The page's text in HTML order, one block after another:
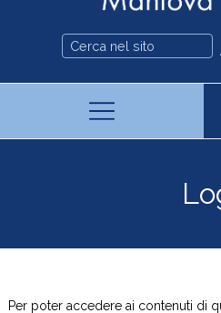
Per poter accedere ai contenuti di